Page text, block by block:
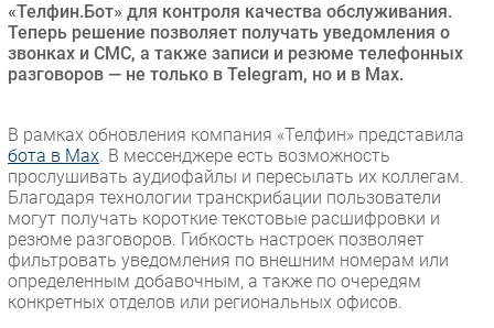
Маркетинг
Торговые сети
Оборудование
Outsourcing
Кадры
Регулирование
Финансы
Web
Безопасность
«Телфин.Бот» для контроля качества обслуживания.
Теперь решение позволяет получать уведомления о
звонках и СМС, а также записи и резюме телефонных
разговоров — не только в Telegram, но и в Max.
В рамках обновления компания «Телфин» представила
бота в Max. В мессенджере есть возможность
прослушивать аудиофайлы и пересылать их коллегам.
Благодаря технологии транскрибации пользователи
могут получать короткие текстовые расшифровки и
резюме разговоров. Гибкость настроек позволяет
фильтровать уведомления по внешним номерам или
определенным добавочным, а также по очередям
конкретных отделов или региональных офисов.